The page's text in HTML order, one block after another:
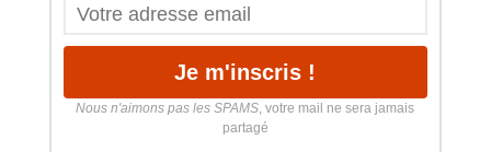
Nous n'aimons pas les SPAMS, votre mail ne sera jamais
partagé